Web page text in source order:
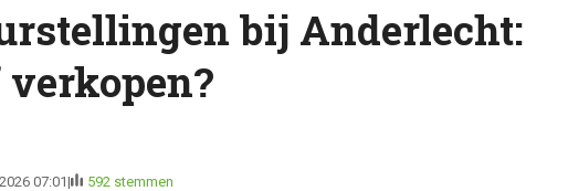
bij Anderlecht:
07:01 592 stemmen